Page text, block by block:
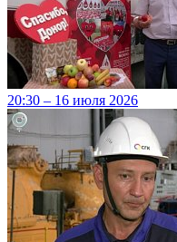
20:30 – 16 июля 2026